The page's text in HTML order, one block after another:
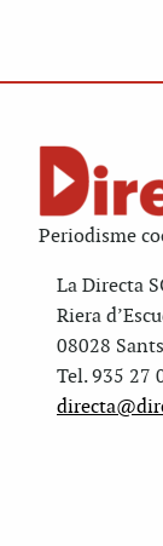
Periodisme
La Directa
Riera
08028
Tel. 935 27